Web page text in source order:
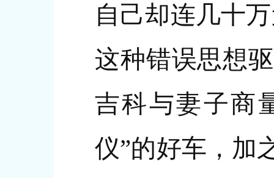
自己却连几十
这种错误思想
吉科与妻子商
仪”的好车，加